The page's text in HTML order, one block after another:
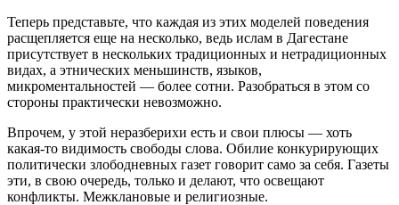
Теперь представьте, что каждая из этих моделей поведения
расщепляется еще на несколько, ведь ислам в Дагестане
присутствует в нескольких традиционных и нетрадиционных
видах, а этнических меньшинств, языков,
микроментальностей — более сотни. Разобраться в этом со
стороны практически невозможно.
Впрочем, у этой неразберихи есть и свои плюсы — хоть
какая-то видимость свободы слова. Обилие конкурирующих
политически злободневных газет говорит само за себя. Газеты
эти, в свою очередь, только и делают, что освещают
конфликты. Межклановые и религиозные.